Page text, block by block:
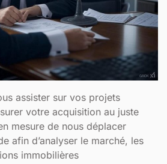
assister sur vos projets
votre acquisition au juste
mesure de nous déplacer
afin d’analyser le marché, les
immobilières